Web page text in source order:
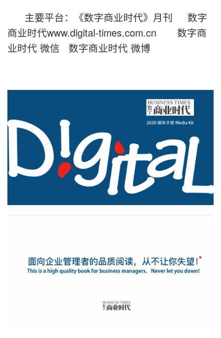
主要平台：《数字商业时代》月刊 数字
商业时代www.digital-times.com.cn 数字商
业时代 微信 数字商业时代 微博